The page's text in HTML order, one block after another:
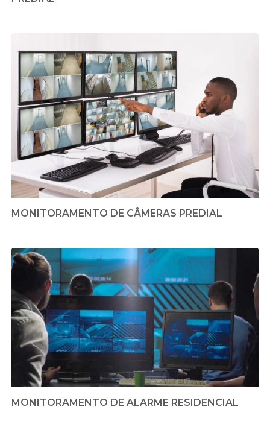
MONITORAMENTO DE CÂMERAS PREDIAL
MONITORAMENTO DE ALARME RESIDENCIAL